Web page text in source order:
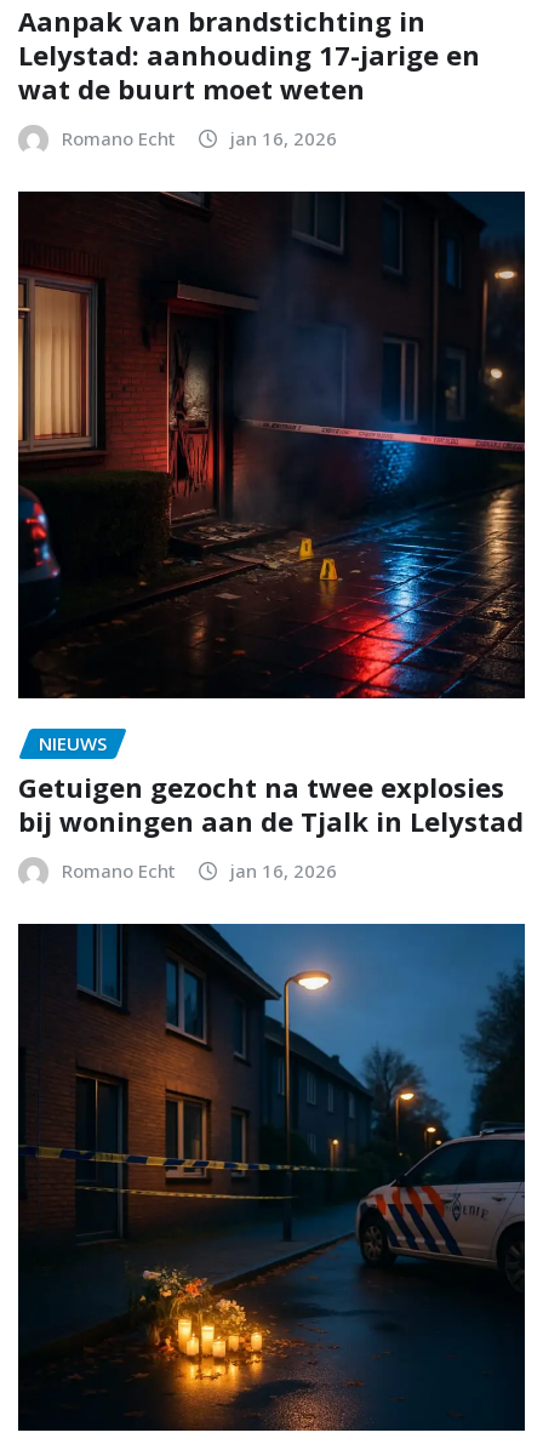
Aanpak van brandstichting in
Lelystad: aanhouding 17-jarige en
wat de buurt moet weten
Romano Echt jan 16, 2026
NIEUWS
Getuigen gezocht na twee explosies
bij woningen aan de Tjalk in Lelystad
Romano Echt jan 16, 2026